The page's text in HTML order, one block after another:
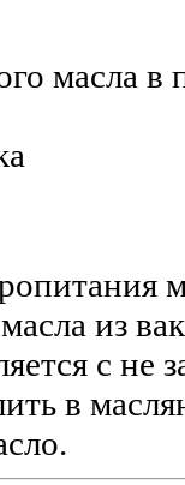
масла в
из
с
в